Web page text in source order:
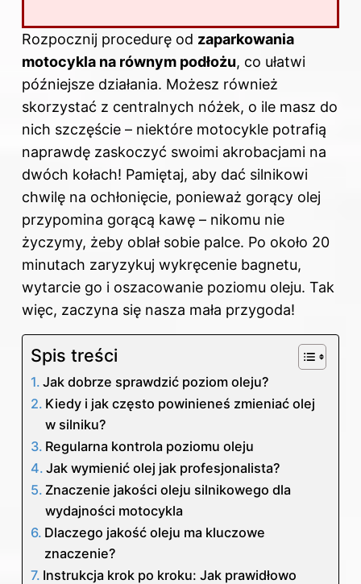
Rozpocznij procedurę od zaparkowania
motocykla na równym podłożu, co ułatwi
późniejsze działania. Możesz również
skorzystać z centralnych nóżek, o ile masz do
nich szczęście – niektóre motocykle potrafią
naprawdę zaskoczyć swoimi akrobacjami na
dwóch kołach! Pamiętaj, aby dać silnikowi
chwilę na ochłonięcie, ponieważ gorący olej
przypomina gorącą kawę – nikomu nie
życzymy, żeby oblał sobie palce. Po około 20
minutach zaryzykuj wykręcenie bagnetu,
wytarcie go i oszacowanie poziomu oleju. Tak
więc, zaczyna się nasza mała przygoda!
Spis treści
Jak dobrze sprawdzić poziom oleju?
Kiedy i jak często powinieneś zmieniać olej
w silniku?
Regularna kontrola poziomu oleju
Jak wymienić olej jak profesjonalista?
Znaczenie jakości oleju silnikowego dla
wydajności motocykla
Dlaczego jakość oleju ma kluczowe
znaczenie?
Instrukcja krok po kroku: Jak prawidłowo